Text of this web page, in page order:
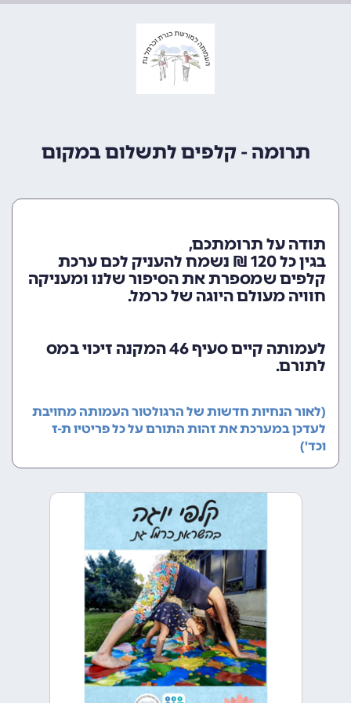
תרומה - קלפים לתשלום במקום
תודה על תרומתכם,
בגין כל 120 ₪ נשמח להעניק לכם ערכת
קלפים שמספרת את הסיפור שלנו ומעניקה
חוויה מעולם היוגה של כרמל.
לעמותה קיים סעיף 46 המקנה זיכוי במס
לתורם.
(לאור הנחיות חדשות של הרגולטור העמותה מחויבת
לעדכן במערכת את זהות התורם על כל פריטיו ת-ז
וכד')